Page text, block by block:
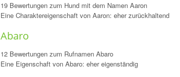
19 Bewertungen zum Hund mit dem Namen Aaron
Eine Charaktereigenschaft von Aaron: eher zurückhaltend
Abaro
12 Bewertungen zum Rufnamen Abaro
Eine Eigenschaft von Abaro: eher eigenständig